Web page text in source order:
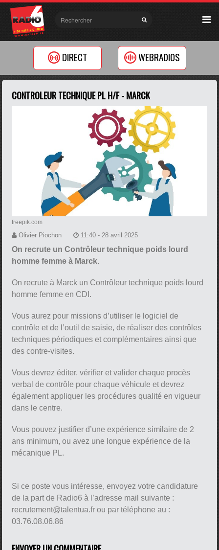
DIRECT WEBRADIOS
CONTROLEUR TECHNIQUE PL H/F - MARCK
freepik.com
Olivier Piochon 11:40 - 28 avril 2025
On recrute un Contrôleur technique poids lourd
homme femme à Marck.
On recrute à Marck un Contrôleur technique poids lourd
homme femme en CDI.
Vous aurez pour missions d’utiliser le logiciel de
contrôle et de l’outil de saisie, de réaliser des contrôles
techniques périodiques et complémentaires ainsi que
des contre-visites.
Vous devrez éditer, vérifier et valider chaque procès
verbal de contrôle pour chaque véhicule et devrez
également appliquer les procédures qualité en vigueur
dans le centre.
Vous pouvez justifier d’une expérience similaire de 2
ans minimum, ou avez une longue expérience de la
mécanique PL.
Si ce poste vous intéresse, envoyez votre candidature
de la part de Radio6 à l’adresse mail suivante :
recrutement@talentua.fr ou par téléphone au :
03.76.08.06.86